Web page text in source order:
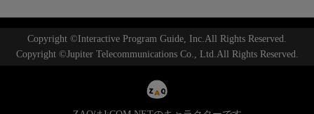
Copyright ©Interactive Program Guide, Inc.All Rights Reserved.
Copyright ©Jupiter Telecommunications Co., Ltd.All Rights Reserved.